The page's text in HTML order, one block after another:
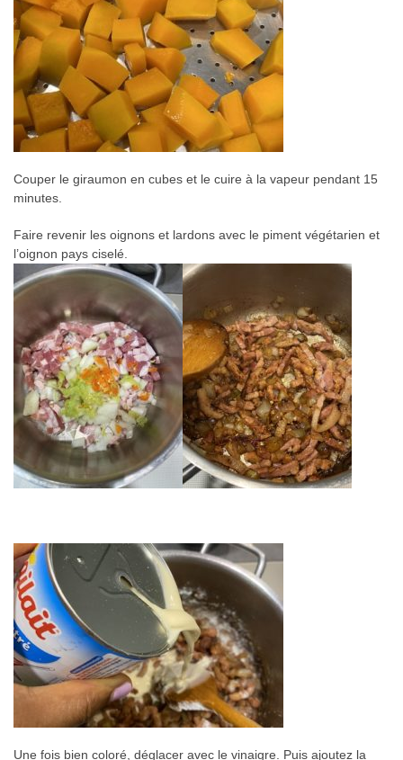
Couper le giraumon en cubes et le cuire à la vapeur pendant 15
minutes.
Faire revenir les oignons et lardons avec le piment végétarien et
l’oignon pays ciselé.
Une fois bien coloré, déglacer avec le vinaigre. Puis ajoutez la